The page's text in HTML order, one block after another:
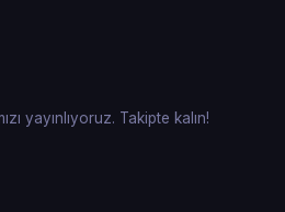
yayınlıyoruz. Takipte kalın!